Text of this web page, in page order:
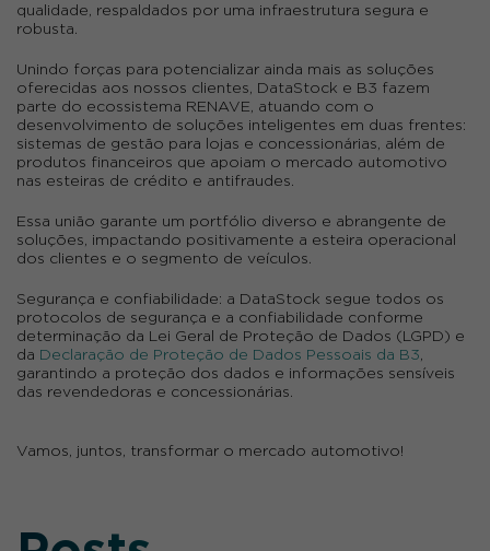
qualidade, respaldados por uma infraestrutura segura e
robusta.
Unindo forças para potencializar ainda mais as soluções
oferecidas aos nossos clientes, DataStock e B3 fazem
parte do ecossistema RENAVE, atuando com o
desenvolvimento de soluções inteligentes em duas frentes:
sistemas de gestão para lojas e concessionárias, além de
produtos financeiros que apoiam o mercado automotivo
nas esteiras de crédito e antifraudes.
Essa união garante um portfólio diverso e abrangente de
soluções, impactando positivamente a esteira operacional
dos clientes e o segmento de veículos.
Segurança e confiabilidade: a DataStock segue todos os
protocolos de segurança e a confiabilidade conforme
determinação da Lei Geral de Proteção de Dados (LGPD) e
da Declaração de Proteção de Dados Pessoais da B3
garantindo a proteção dos dados e informações sensíveis
das revendedoras e concessionárias.
Vamos, juntos, transformar o mercado automotivo!